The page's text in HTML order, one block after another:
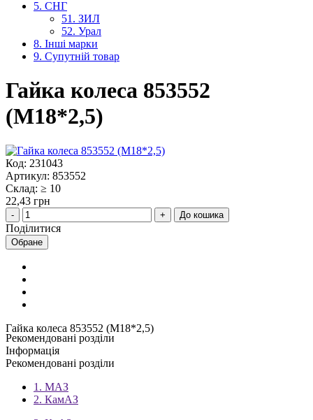
5. СНГ
51. ЗИЛ
52. Урал
8. Інші марки
9. Супутній товар
Гайка колеса 853552
(М18*2,5)
Код: 231043
Артикул: 853552
Склад: ≥ 10
22,43 грн
До кошика
Поділитися
Обране
Гайка колеса 853552 (М18*2,5)
Рекомендовані розділи
Інформація
Рекомендовані розділи
1. МАЗ
2. КамАЗ